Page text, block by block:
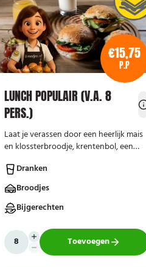
€15,75
P.P
LUNCH POPULAIR (V.A. 8
PERS.)
Laat je verassen door een heerlijk mais
en klossterbroodje, krentenbol, een
Dranken
Broodjes
Bijgerechten
Toevoegen